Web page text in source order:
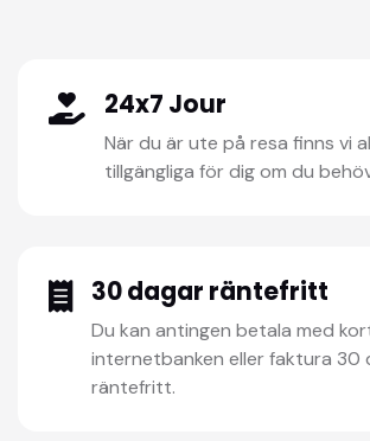
24x7 Jour
När du är ute på resa finns vi
tillgängliga för dig om du
30 dagar räntefritt
Du kan antingen betala med
internetbanken eller faktura 30
räntefritt.